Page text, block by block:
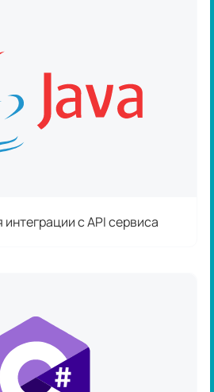
интеграции с API сервиса